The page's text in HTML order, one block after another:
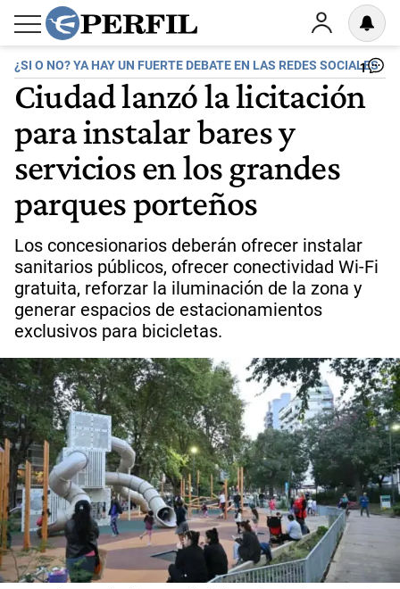
¿SI O NO? YA HAY UN FUERTE DEBATE EN LAS REDES SOCIALES
1
Ciudad lanzó la licitación
para instalar bares y
servicios en los grandes
parques porteños
Los concesionarios deberán ofrecer instalar
sanitarios públicos, ofrecer conectividad Wi-Fi
gratuita, reforzar la iluminación de la zona y
generar espacios de estacionamientos
exclusivos para bicicletas.